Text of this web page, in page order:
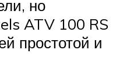
но
ATV 100 RS
простотой и